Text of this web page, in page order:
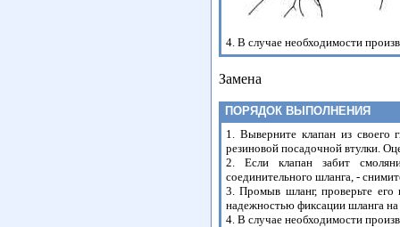
4. В случае необходимости
Замена
ПОРЯДОК ВЫПОЛНЕНИЯ
1. Выверните клапан из своего
резиновой посадочной втулки.
2. Если клапан забит
соединительного шланга, -
3. Промыв шланг, проверьте его
надежностью фиксации шланга
4. В случае необходимости